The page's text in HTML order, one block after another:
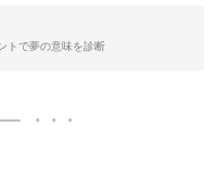
トで夢の意味を診断